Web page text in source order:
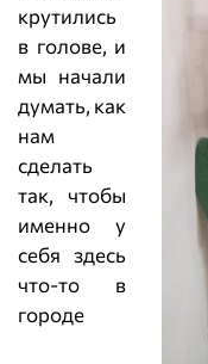
крутились
в голове, и
мы начали
думать, как
нам
сделать
так, чтобы
именно у
себя здесь
что-то в
городе